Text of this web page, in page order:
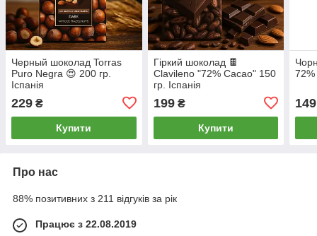
Черный шоколад Torras
Puro Negra 😍 200 гр.
Іспанія
229 ₴
Купити
Гіркий шоколад 🍫
Clavileno "72% Cacao" 150
гр. Іспанія
199₴
Купити
72%
149
Про нас
88% позитивних з 211 відгуків за рік
Працює з 22.08.2019